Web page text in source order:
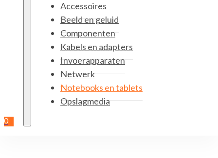
0
Accessoires
Beeld en geluid
Componenten
Kabels en adapters
Invoerapparaten
Netwerk
Notebooks en tablets
Opslagmedia